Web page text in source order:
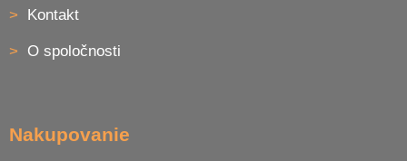
Kontakt
O spoločnosti
Nakupovanie